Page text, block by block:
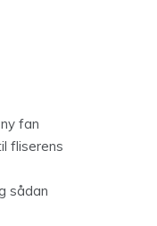
fan
fliserens
sådan